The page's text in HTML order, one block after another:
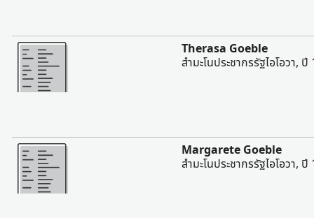
มากขึ้น
Therasa Goeble
สํามะโนประชากรรัฐไอโอวา,
มากขึ้น
Margarete Goeble
สํามะโนประชากรรัฐไอโอวา,